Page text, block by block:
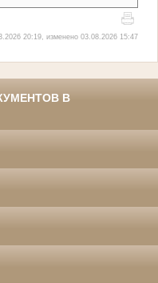
20:19, изменено 03.08.2026 15:47
В